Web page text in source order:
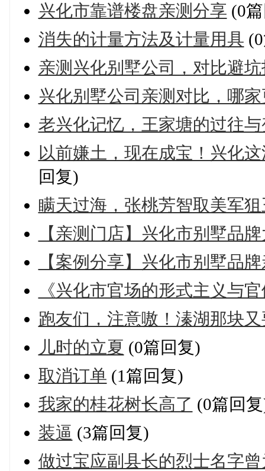
兴化市靠谱楼盘亲测分享 (0
消失的计量方法及计量用具
亲测兴化别墅公司，对比避
兴化别墅公司亲测对比，哪
老兴化记忆，王家塘的过往
以前嫌土，现在成宝！兴化
回复)
瞒天过海，张桃芳智取美军狙
【亲测门店】兴化市别墅品
【案例分享】兴化市别墅品
《兴化市官场的形式主义与
跑友们，注意嗷！溱湖那块又
儿时的立夏 (0篇回复)
取消订单 (1篇回复)
我家的桂花树长高了 (0篇回
装逼 (3篇回复)
做过宝应副县长的烈士名字